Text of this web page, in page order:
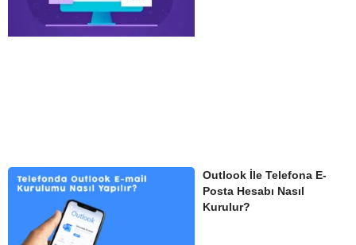
Outlook İle Telefona E-
Posta Hesabı Nasıl
Kurulur?